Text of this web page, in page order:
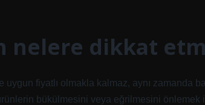
nelere dikkat
fiyatlı olmakla kalmaz, aynı zamanda
bükülmesini veya eğrilmesini önlemek